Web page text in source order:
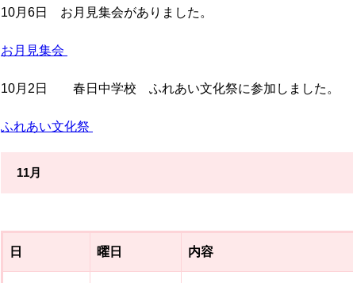
10月6日 お月見集会がありました。
お月見集会
10月2日 春日中学校 ふれあい文化祭に参加しました。
ふれあい文化祭
11月
日 曜日 内容